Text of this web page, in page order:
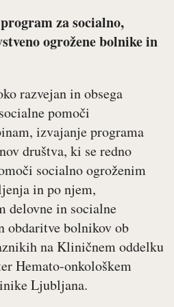
za socialno,
ogrožene bolnike in
razvejan in obsega
pomoči
izvajanje programa
društva, ki se redno
socialno ogroženim
in po njem,
delovne in socialne
obdaritve bolnikov ob
na Kliničnem oddelku
Hemato-onkološkem
Ljubljana.